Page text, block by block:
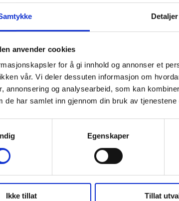
Detaljer
anvender cookies
for å gi innhold og annonser et
vår. Vi deler dessuten informasjon om
annonsering og analysearbeid, som kan
de har samlet inn gjennom din bruk av tjenestene
Egenskaper
Ikke tillat Tillat